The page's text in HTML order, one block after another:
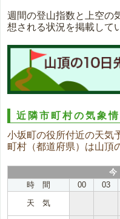
週間の登山指数と上空の
想される状況を掲載して
近隣市町村の気象
小坂町の役所付近の天気
町村（都道府県）は山頂
今
時 間
00 03
天 気